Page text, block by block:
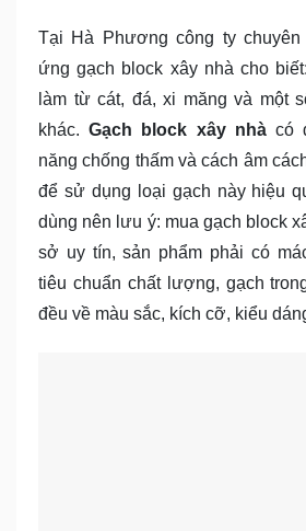
Tại Hà Phương công ty
ứng gạch block xây nhà cho
làm từ cát, đá, xi măng và một
khác.Gạch block xây nhàcó
năng chống thấm và cách âm
để sử dụng loại gạch này hiệu
dùng nên lưu ý: mua gạch block
sở uy tín, sản phẩm phải có
tiêu chuẩn chất lượng, gạch
đều về màu sắc, kích cỡ, kiểu